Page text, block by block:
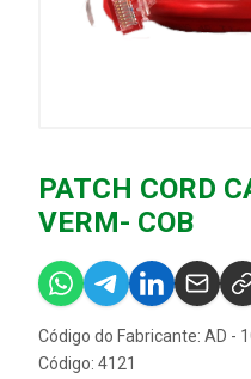
PATCH CORD
VERM- COB
Código do Fabricante: AD -
Código: 4121